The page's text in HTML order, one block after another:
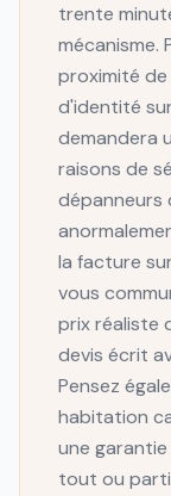
trente
mécanisme.
proximité
d'identité
demandera
raisons de
dépanneurs
la facture
vous
prix réaliste
devis écrit
Pensez
habitation
une
tout ou